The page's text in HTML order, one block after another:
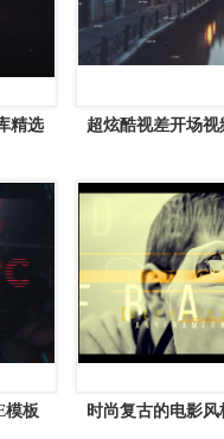
精选
超炫酷视差开场
模板
时尚复古的电影